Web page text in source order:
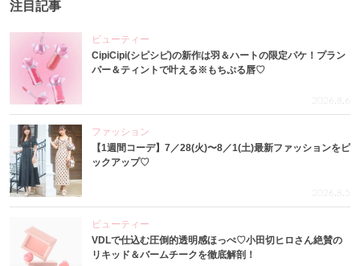
注目記事
ビューティー
CipiCipi(シピシピ)の新作は羽＆ハートの限定パケ！プラン
パー＆ティントで叶える※もちぷる唇♡
2026.8.6
ファッション
【1週間コーデ】7／28(火)〜8／1(土)最新ファッションをピ
ックアップ♡
2026.8.5
ビューティー
VDLで仕込む圧倒的透明感ほっぺ♡小田切ヒロさん絶賛の
リキッド＆バームチークを徹底解剖！